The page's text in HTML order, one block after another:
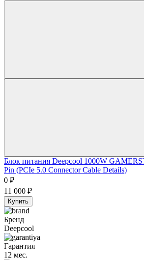
Блок питания Deepcool 1000W
Pin (PCIe 5.0 Connector Cable Details)
0 ₽
11 000 ₽
Купить
Бренд
Deepcool
Гарантия
12 мес.